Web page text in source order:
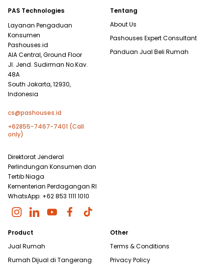
PAS Technologies
Layanan Pengaduan
Konsumen
Pashouses.id
AIA Central, Ground Floor
Jl. Jend. Sudirman No.Kav.
48A
South Jakarta, 12930,
Indonesia
cs@pashouses.id
+62855-7467-7401 (Call
only)
Direktorat Jenderal
Perlindungan Konsumen dan
Tertib Niaga
Kementerian Perdagangan RI
WhatsApp: +62 853 1111 1010
Tentang
About Us
Pashouses Expert Consultant
Panduan Jual Beli Rumah
Product
Jual Rumah
Rumah Dijual di Tangerang
Other
Terms & Conditions
Privacy Policy